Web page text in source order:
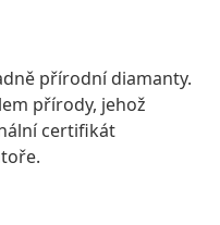
přírodní diamanty.
přírody, jehož
certifikát